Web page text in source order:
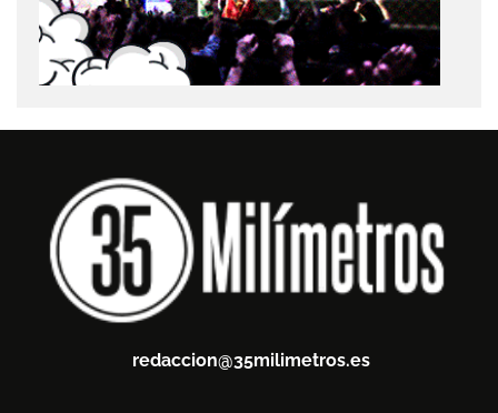
redaccion@35milimetros.es